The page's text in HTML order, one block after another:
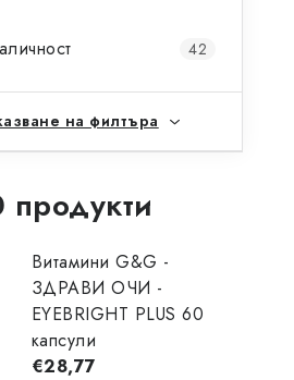
42
на филтъра
продукти
Витамини G&G -
ЗДРАВИ ОЧИ -
EYEBRIGHT PLUS 60
капсули
€28,77